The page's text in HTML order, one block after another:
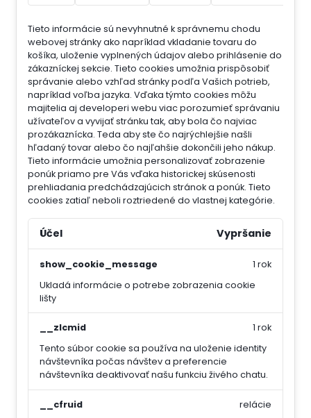
Tieto informácie sú nevyhnutné k správnemu chodu
webovej stránky ako napríklad vkladanie tovaru do
košíka, uloženie vyplnených údajov alebo prihlásenie do
zákazníckej sekcie. Tieto cookies umožnia prispôsobiť
správanie alebo vzhľad stránky podľa Vašich potrieb,
napríklad voľba jazyka. Vďaka týmto cookies môžu
majitelia aj developeri webu viac porozumieť správaniu
užívateľov a vyvijať stránku tak, aby bola čo najviac
prozákaznícka. Teda aby ste čo najrýchlejšie našli
hľadaný tovar alebo čo najľahšie dokončili jeho nákup.
Tieto informácie umožnia personalizovať zobrazenie
ponúk priamo pre Vás vďaka historickej skúsenosti
prehliadania predchádzajúcich stránok a ponúk. Tieto
cookies zatiaľ neboli roztriedené do vlastnej kategórie.
Účel Vypršanie
show_cookie_message
Ukladá informácie o potrebe zobrazenia cookie
lišty
1 rok
__zlcmid
Tento súbor cookie sa používa na uloženie identity
návštevníka počas návštev a preferencie
návštevníka deaktivovať našu funkciu živého chatu.
1 rok
__cfruid
relácie